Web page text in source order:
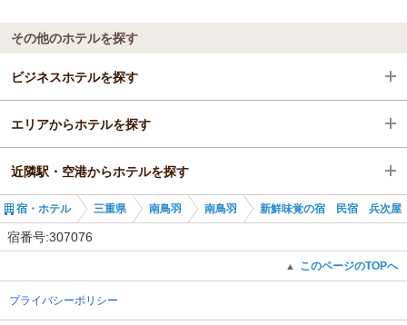
その他のホテルを探す
ビジネスホテルを探す
三重県
南鳥羽
エリアからホテルを探す
三重県
南鳥羽
近隣駅・空港からホテルを探す
松尾駅
宿・ホテル 三重県 南鳥羽 南鳥羽 新鮮味覚の宿 民宿 兵次屋
宿番号:307076
▲ このページのTOPへ
プライバシーポリシー